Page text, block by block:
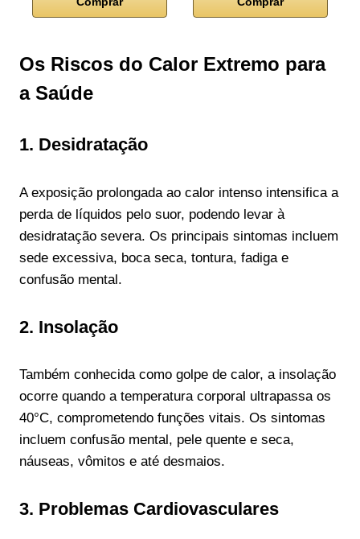
Os Riscos do Calor Extremo para
a Saúde
1. Desidratação
A exposição prolongada ao calor intenso intensifica a
perda de líquidos pelo suor, podendo levar à
desidratação severa. Os principais sintomas incluem
sede excessiva, boca seca, tontura, fadiga e
confusão mental.
2. Insolação
Também conhecida como golpe de calor, a insolação
ocorre quando a temperatura corporal ultrapassa os
40°C, comprometendo funções vitais. Os sintomas
incluem confusão mental, pele quente e seca,
náuseas, vômitos e até desmaios.
3. Problemas Cardiovasculares